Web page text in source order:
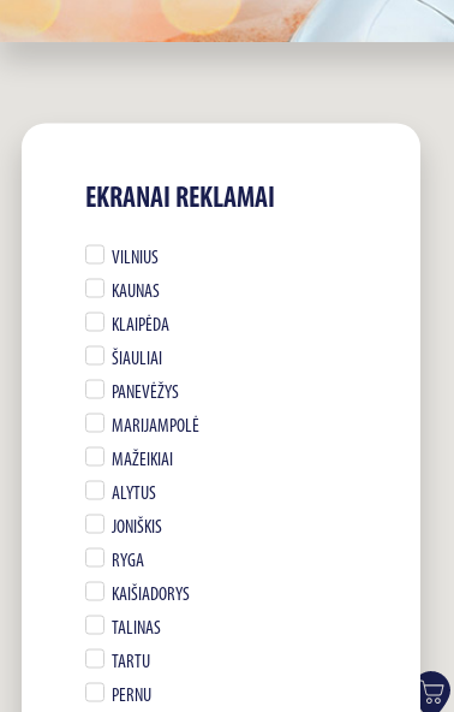
EKRANAI REKLAMAI
VILNIUS
KAUNAS
KLAIPĖDA
ŠIAULIAI
PANEVĖŽYS
MARIJAMPOLĖ
MAŽEIKIAI
ALYTUS
JONIŠKIS
RYGA
KAIŠIADORYS
TALINAS
TARTU
PERNU